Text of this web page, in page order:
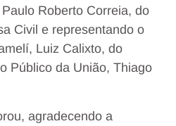
Roberto Correia, do
Civil e representando o
Luiz Calixto, do
Público da União, Thiago
agradecendo a